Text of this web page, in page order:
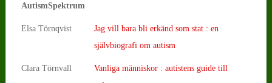
AutismSpektrum
Elsa Törnqvist
Jag vill bara bli erkänd som stat : en
självbiografi om autism
Clara Törnvall
Vanliga människor : autistens guide till